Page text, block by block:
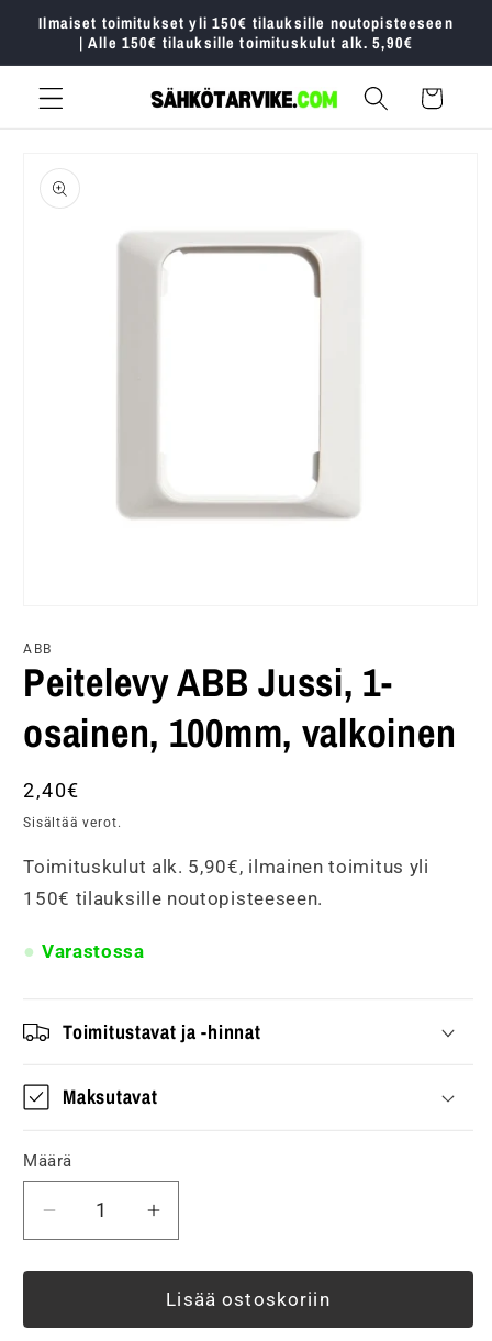
siirry
sisältöön
Ilmaiset toimitukset yli 150€ tilauksille noutopisteeseen
| Alle 150€ tilauksille toimituskulut alk. 5,90€
Ostoskori
tuotetietoihin
1
ikkunassa
ABB
Peitelevy ABB Jussi, 1-
osainen, 100mm, valkoinen
Normaalihinta
2,40€
Sisältää verot.
Toimituskulut alk. 5,90€, ilmainen toimitus yli
150€ tilauksille noutopisteeseen.
Varastossa
Toimitustavat ja -hinnat
Maksutavat
Määrä
Vähennä
tuotteen
Peitelevy
Jussi,
Lisää
tuotteen
Peitelevy
ABB
Jussi,
Lisää ostoskoriin